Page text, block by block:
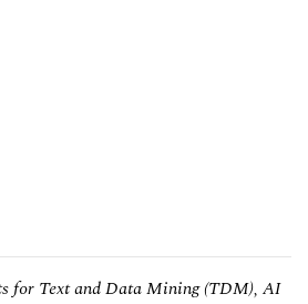
for Text and Data Mining (TDM), AI